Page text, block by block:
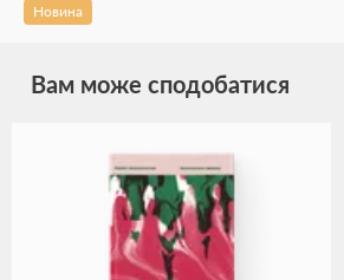
Новина
Вам може сподобатися